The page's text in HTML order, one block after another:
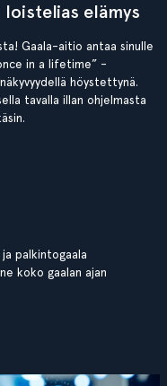
elämys
Gaala-aitio antaa sinulle
in a lifetime” -
höystettynä.
tavalla illan ohjelmasta
palkintogaala
koko gaalan ajan